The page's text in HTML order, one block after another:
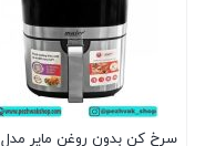
سرخ کن بدون روغن مایر مدل